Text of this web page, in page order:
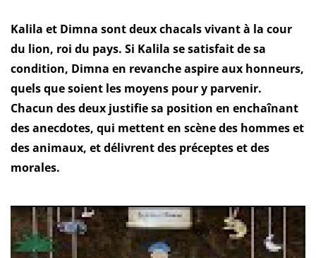
Kalila et Dimna sont deux chacals vivant à la cour
du lion, roi du pays. Si Kalila se satisfait de sa
condition, Dimna en revanche aspire aux honneurs,
quels que soient les moyens pour y parvenir.
Chacun des deux justifie sa position en enchaînant
des anecdotes, qui mettent en scène des hommes et
des animaux, et délivrent des préceptes et des
morales.